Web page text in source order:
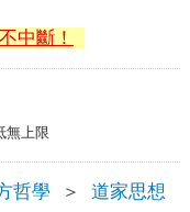
中斷！
無上限
哲學 ＞ 道家思想